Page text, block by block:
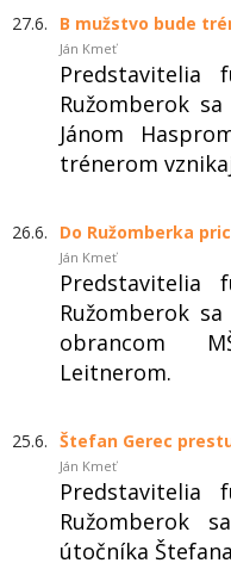
27.6. B mužstvo bude
Ján Kmeť
Predstavitelia
Ružomberok
Jánom
trénerom
26.6. Do Ružomberka
Ján Kmeť
Predstavitelia
Ružomberok
obrancom
Leitnerom.
25.6. Štefan Gerec
Ján Kmeť
Predstavitelia
Ružomberok
útočníka